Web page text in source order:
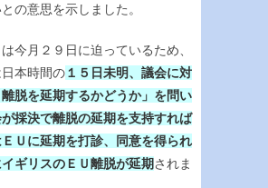
の意思を示しました。
今月２９日に迫っているため、
本時間の１５日未明、議会に対
離脱を延期するかどうか」を問い
採決で離脱の延期を支持すれば
Ｕに延期を打診、同意を得られ
ギリスのＥＵ離脱が延期 されま